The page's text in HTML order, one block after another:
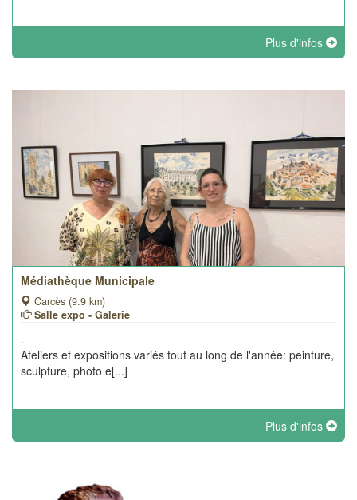
Plus d'infos
Médiathèque Municipale
Carcès (9.9 km)
Salle expo - Galerie
.
Ateliers et expositions variés tout au long de l'année: peinture,
sculpture, photo e[...]
Plus d'infos